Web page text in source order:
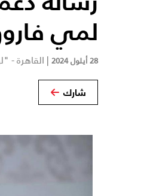
لمي
28 أيلول 2024 | القاهرة -
شارك